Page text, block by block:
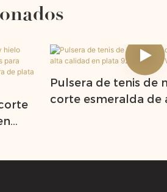
Pulsera de tenis de
corte esmeralda de